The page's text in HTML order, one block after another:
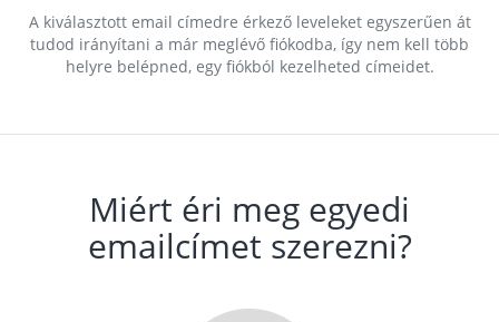
A kiválasztott email címedre érkező leveleket egyszerűen át
tudod irányítani a már meglévő fiókodba, így nem kell több
helyre belépned, egy fiókból kezelheted címeidet.
Miért éri meg egyedi
emailcímet szerezni?